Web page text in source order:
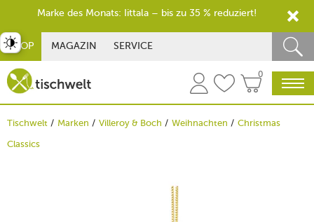
SHOP MAGAZIN SERVICE
0
Tischwelt Marken Villeroy & Boch Weihnachten
Christmas
Classics
umschalten
Marke des Monats: Iittala – bis zu 35 % reduziert!